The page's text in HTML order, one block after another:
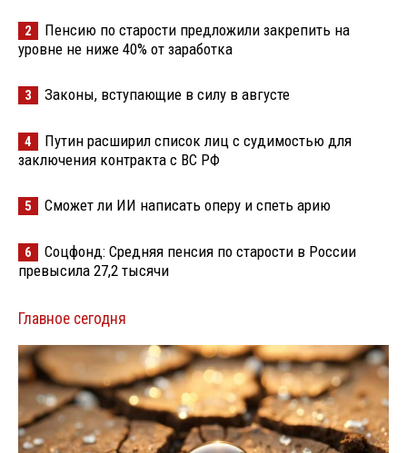
2
Пенсию по старости предложили закрепить на
уровне не ниже 40% от заработка
3 Законы, вступающие в силу в августе
4
Путин расширил список лиц с судимостью для
заключения контракта с ВС РФ
5 Сможет ли ИИ написать оперу и спеть арию
6
Соцфонд: Средняя пенсия по старости в России
превысила 27,2 тысячи
Главное сегодня